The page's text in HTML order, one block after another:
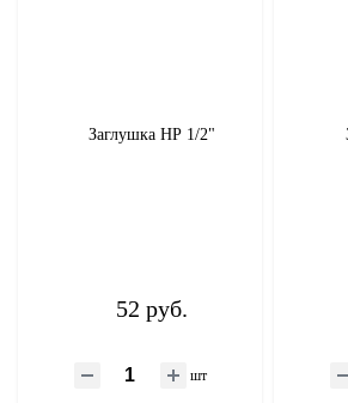
Заглушка НР 1/2"
52 руб.
шт